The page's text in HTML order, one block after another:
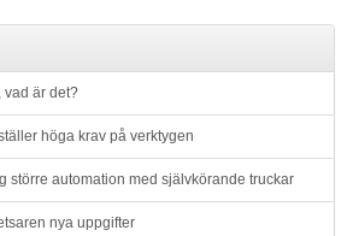
vad är det?
höga krav på verktygen
större automation med självkörande truckar
nya uppgifter